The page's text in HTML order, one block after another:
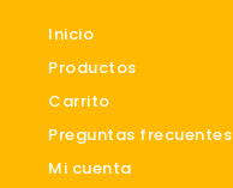
Inicio
Productos
Carrito
Preguntas frecuentes
Mi cuenta